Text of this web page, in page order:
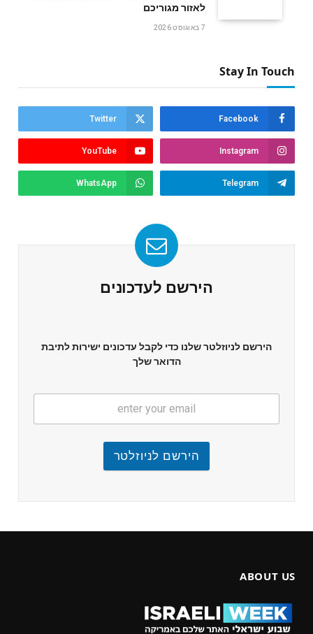
לאזור מגוריכם
7 באוגוסט 2026
Stay In Touch
Facebook
Twitter
Instagram
YouTube
Telegram
WhatsApp
הירשם לעדכונים
הירשם לניוזלטר שלנו כדי לקבל עדכונים ישירות לתיבת
הדואר שלך
הירשם לניוזלטר
ABOUT US